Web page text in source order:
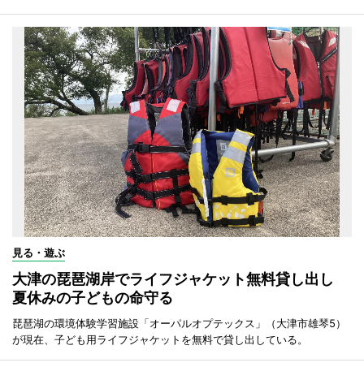
見る・遊ぶ
大津の琵琶湖岸でライフジャケット無料貸し出し
夏休みの子どもの命守る
琵琶湖の環境体験学習施設「オーパルオプテックス」（大津市雄琴5）
が現在、子ども用ライフジャケットを無料で貸し出している。